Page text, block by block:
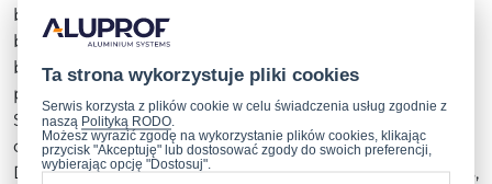
branżowych, architekci oraz przedstawiciele firm z
branży budowlanej – będą dyskutować na temat
budownictwa w nurcie less waste. Debatę
poprowadzi Agnieszka Kalinowska-Sołtys, prezeska
Stowarzyszenia Architektów Polskich, architektka i
członkini zarządu pracowni APA Wojciechowski.
Dzień później, także w ramach cyklu Green Buildings,
Ta strona wykorzystuje pliki cookies
Serwis korzysta z plików cookie w celu świadczenia usług zgodnie z
naszą Polityką RODO
Możesz wyrazić zgodę na wykorzystanie plików cookies, klikając
przycisk "Akceptuję" lub dostosować zgody do swoich preferencji,
wybierając opcję "Dostosuj".